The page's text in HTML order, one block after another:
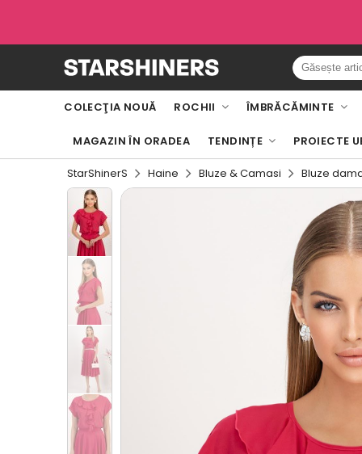
COLECŢIA NOUĂ ROCHII ÎMBRĂCĂMINTE
MAGAZIN ÎN ORADEA TENDINȚE PROIECTE
StarShinerS Haine Bluze & Camasi Bluze